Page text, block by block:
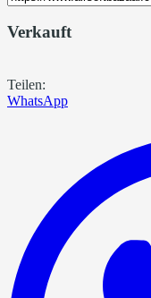
Verkauft
Teilen:
WhatsApp